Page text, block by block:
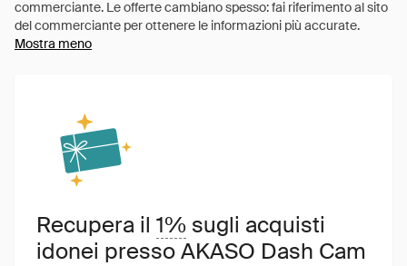
Mostra meno
Recupera il 1% sugli acquisti
idonei presso AKASO Dash Cam